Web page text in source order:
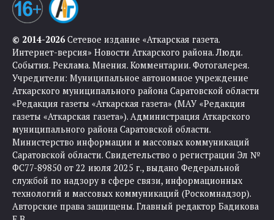
© 2014-2026Сетевое издание «Аткарская газета.
Интернет-версия» Новости Аткарского района. Люди.
События. Реклама. Мнения. Комментарии. Фотогалерея.
Учредители: Муниципальное автономное учреждение
Аткарского муниципального района Саратовской области
«Редакция газеты «Аткарская газета» (МАУ «Редакция
газеты «Аткарская газета»). Администрация Аткарского
муниципального района Саратовской области.
Министерство информации и массовых коммуникаций
Саратовской области. Свидетельство о регистрации Эл №
ФС77-89850 от 22 июля 2025 г., выдано Федеральной
службой по надзору в сфере связи, информационных
технологий и массовых коммуникаций (Роскомнадзор).
Авторские права защищены. Главный редактор Бадикова